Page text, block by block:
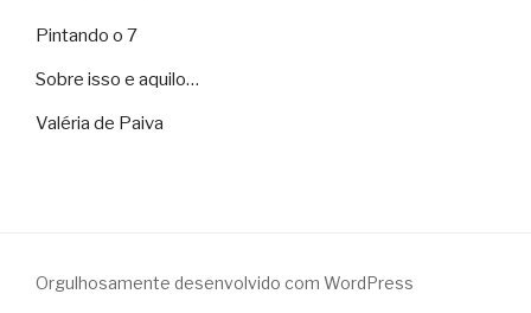
Pintando o 7
Sobre isso e aquilo…
Valéria de Paiva
Orgulhosamente desenvolvido com WordPress